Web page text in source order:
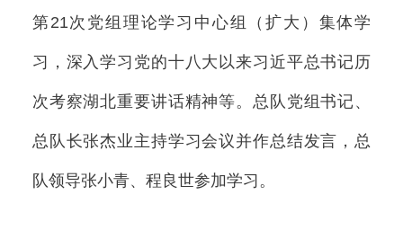
第21次党组理论学习中心组（扩大）集体学
习，深入学习党的十八大以来习近平总书记历
次考察湖北重要讲话精神等。总队党组书记、
总队长张杰业主持学习会议并作总结发言，总
队领导张小青、程良世参加学习。